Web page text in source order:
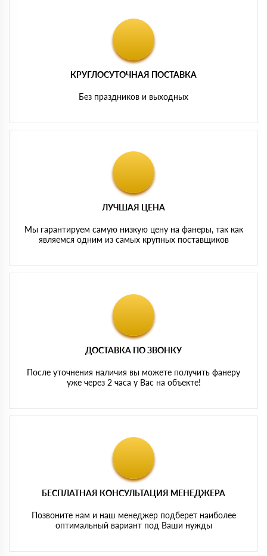
КРУГЛОСУТОЧНАЯ ПОСТАВКА
Без праздников и выходных
ЛУЧШАЯ ЦЕНА
Мы гарантируем самую низкую цену на фанеры, так как
являемся одним из самых крупных поставщиков
ДОСТАВКА ПО ЗВОНКУ
После уточнения наличия вы можете получить фанеру
уже через 2 часа у Вас на объекте!
БЕСПЛАТНАЯ КОНСУЛЬТАЦИЯ МЕНЕДЖЕРА
Позвоните нам и наш менеджер подберет наиболее
оптимальный вариант под Ваши нужды